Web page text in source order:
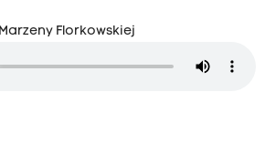
Florkowskiej